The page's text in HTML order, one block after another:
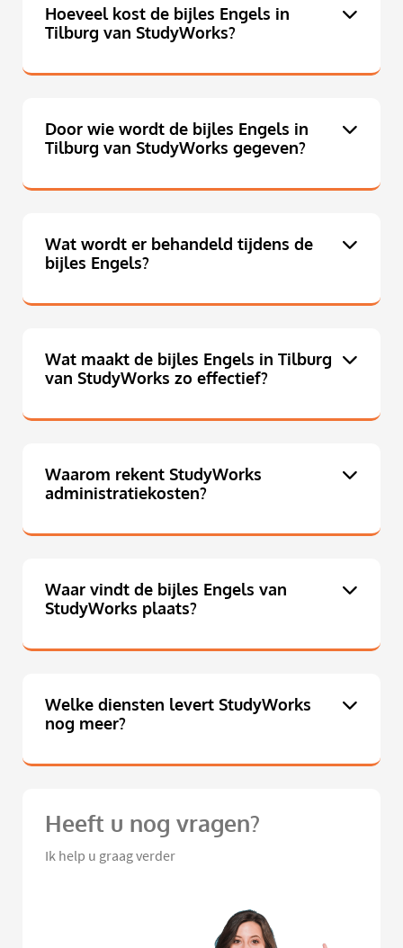
Hoeveel kost de bijles Engels in
Tilburg van StudyWorks?
Door wie wordt de bijles Engels in
Tilburg van StudyWorks gegeven?
Wat wordt er behandeld tijdens de
bijles Engels?
Wat maakt de bijles Engels in Tilburg
van StudyWorks zo effectief?
Waarom rekent StudyWorks
administratiekosten?
Waar vindt de bijles Engels van
StudyWorks plaats?
Welke diensten levert StudyWorks
nog meer?
Heeft u nog vragen?
Ik help u graag verder